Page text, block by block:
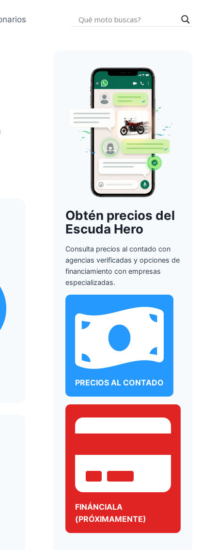
Obtén precios del
Escuda Hero
Consulta precios al contado con
agencias verificadas y opciones de
financiamiento con empresas
especializadas.
PRECIOS AL CONTADO
FINÁNCIALA
(PRÓXIMAMENTE)